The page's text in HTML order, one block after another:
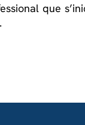
que